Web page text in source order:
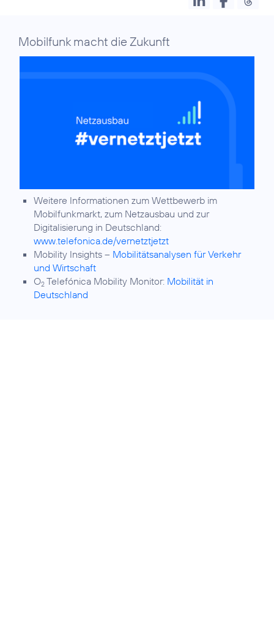
Mobilfunk macht die Zukunft
Weitere Informationen zum Wettbewerb im
Mobilfunkmarkt, zum Netzausbau und zur
Digitalisierung in Deutschland:
www.telefonica.de/vernetztjetzt
Mobility Insights – Mobilitätsanalysen für Verkehr
und Wirtschaft
O2 Telefónica Mobility Monitor: Mobilität in
Deutschland